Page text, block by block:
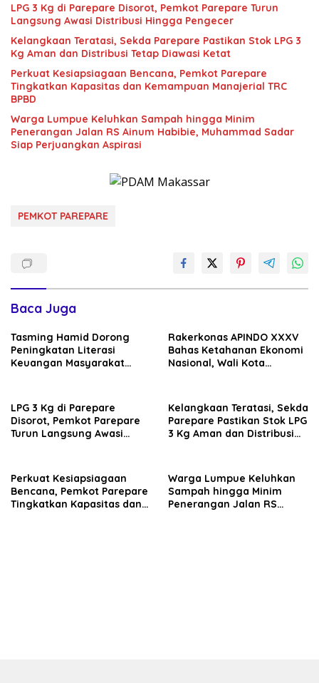
LPG 3 Kg di Parepare Disorot, Pemkot Parepare Turun
Langsung Awasi Distribusi Hingga Pengecer
Kelangkaan Teratasi, Sekda Parepare Pastikan Stok LPG 3
Kg Aman dan Distribusi Tetap Diawasi Ketat
Perkuat Kesiapsiagaan Bencana, Pemkot Parepare
Tingkatkan Kapasitas dan Kemampuan Manajerial TRC
BPBD
Warga Lumpue Keluhkan Sampah hingga Minim
Penerangan Jalan RS Ainum Habibie, Muhammad Sadar
Siap Perjuangkan Aspirasi
PEMKOT PAREPARE
Baca Juga
Tasming Hamid Dorong
Peningkatan Literasi
Keuangan Masyarakat
Rakerkonas APINDO XXXV
Bahas Ketahanan Ekonomi
Nasional, Wali Kota
Usaha
LPG 3 Kg di Parepare
Disorot, Pemkot Parepare
Turun Langsung Awasi
Kelangkaan Teratasi, Sekda
Parepare Pastikan Stok LPG
3 Kg Aman dan Distribusi
Perkuat Kesiapsiagaan
Bencana, Pemkot Parepare
Tingkatkan Kapasitas dan
Warga Lumpue Keluhkan
Sampah hingga Minim
Penerangan Jalan RS